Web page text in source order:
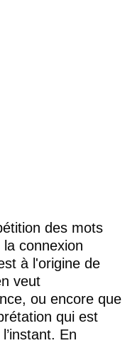
des mots
la connexion
à l'origine de
veut
ou encore que
qui est
En